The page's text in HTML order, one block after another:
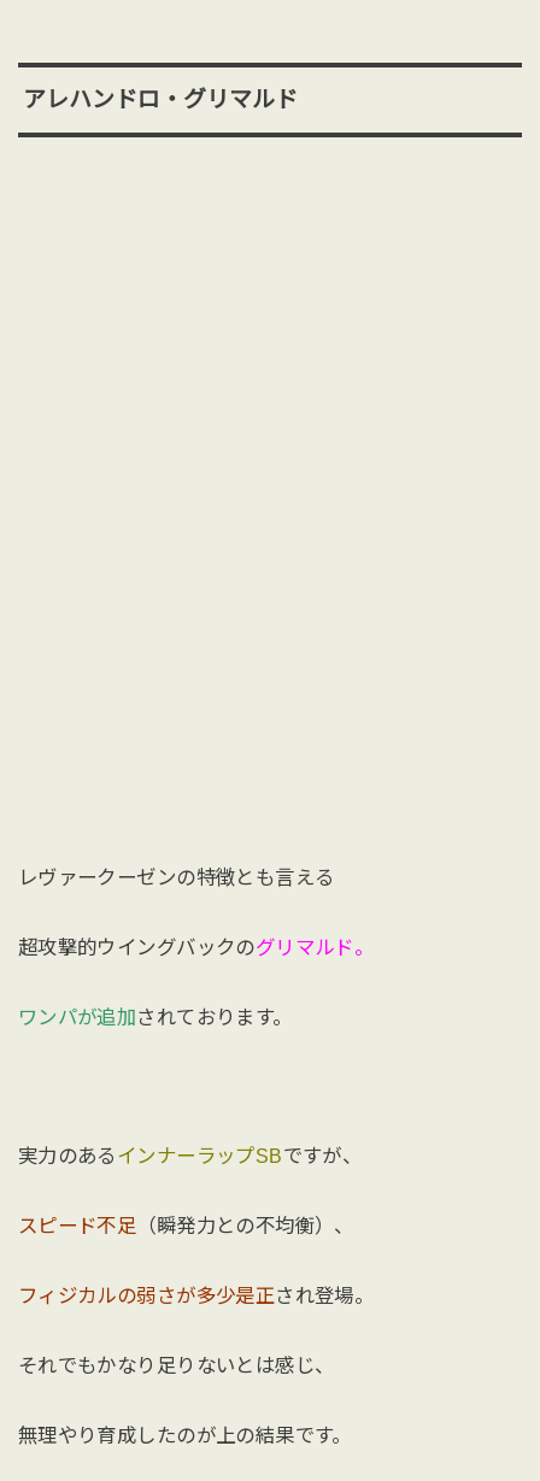
アレハンドロ・グリマルド
レヴァークーゼンの特徴とも言える
超攻撃的ウイングバックのグリマルド。
ワンパが追加されております。
実力のある インナーラップSBですが、
スピード不足 （瞬発力との不均衡）、
フィジカルの弱さが多少是正され登場。
それでもかなり足りないとは感じ、
無理やり育成したのが上の結果です。